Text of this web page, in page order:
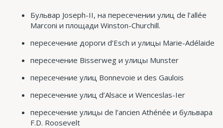
Бульвар Joseph-II, на пересечении улиц de l’allée
Marconi и площади Winston-Churchill.
пересечение дороги d’Esch и улицы Marie-Adélaide
пересечение Bisserweg и улицы Munster
пересечение улиц Bonnevoie и des Gaulois
пересечение улиц d’Alsace и Wenceslas-Ier
пересечение улицы de l’ancien Athénée и бульвара
F.D. Roosevelt